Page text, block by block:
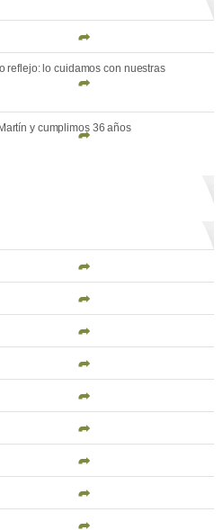
reflejo: lo cuidamos con nuestras
y cumplimos 36 años